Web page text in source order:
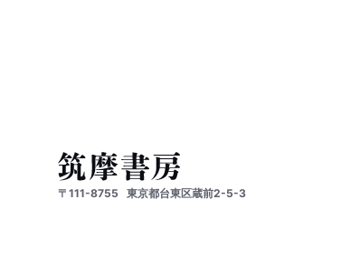
〒111-8755 東京都台東区蔵前2-5-3